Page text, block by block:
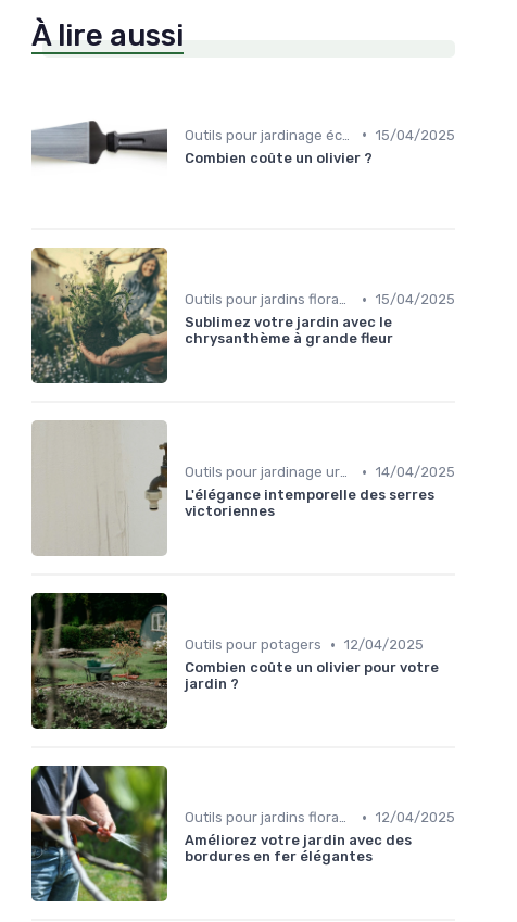
À lire aussi
• 15/04/2025
Combien coûte un olivier ?
Outils pour jardins floraux • 15/04/2025
Sublimez votre jardin avec le
chrysanthème à grande fleur
Outils pour jardinage urbain • 14/04/2025
L'élégance intemporelle des serres
victoriennes
Outils pour potagers • 12/04/2025
Combien coûte un olivier pour votre
jardin ?
Outils pour jardins floraux • 12/04/2025
Améliorez votre jardin avec des
bordures en fer élégantes